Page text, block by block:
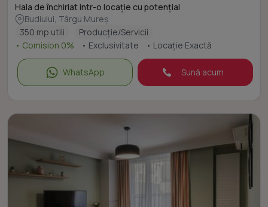
Hala de închiriat intr-o locație cu potențial
Budiului, Târgu Mureș
350 mp utili
Producție/Servicii
• Comision 0%
• Exclusivitate • Locație Exactă
WhatsApp Sună acum